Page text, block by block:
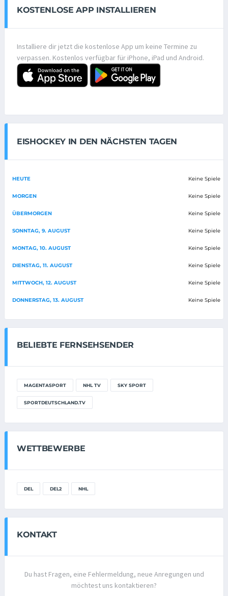
KOSTENLOSE APP INSTALLIEREN
Installiere dir jetzt die kostenlose App um keine Termine zu
verpassen. Kostenlos verfügbar für iPhone, iPad und Android.
EISHOCKEY IN DEN NÄCHSTEN TAGEN
HEUTE Keine Spiele
MORGEN Keine Spiele
ÜBERMORGEN Keine Spiele
SONNTAG, 9. AUGUST Keine Spiele
MONTAG, 10. AUGUST Keine Spiele
DIENSTAG, 11. AUGUST Keine Spiele
MITTWOCH, 12. AUGUST Keine Spiele
DONNERSTAG, 13. AUGUST Keine Spiele
BELIEBTE FERNSEHSENDER
MAGENTASPORT NHL TV SKY SPORT
SPORTDEUTSCHLAND.TV
WETTBEWERBE
DEL DEL2 NHL
KONTAKT
Du hast Fragen, eine Fehlermeldung, neue Anregungen und
möchtest uns kontaktieren?